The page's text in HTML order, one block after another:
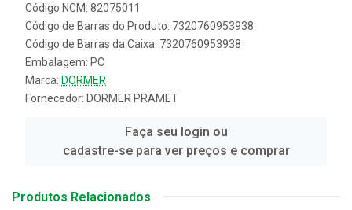
Código NCM: 82075011
Código de Barras do Produto: 7320760953938
Código de Barras da Caixa: 7320760953938
Embalagem: PC
Marca: DORMER
Fornecedor: DORMER PRAMET
Faça seu login ou
cadastre-se para ver preços e comprar
Produtos Relacionados